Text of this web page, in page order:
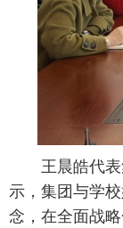
王晨皓代
示，集团与学
念，在全面战